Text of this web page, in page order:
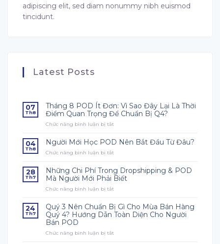
adipiscing elit, sed diam nonummy nibh euismod
tincidunt.
Latest Posts
07
Th8
Tháng 8 POD Ít Đơn: Vì Sao Đây Lại Là Thời
Điểm Quan Trọng Để Chuẩn Bị Q4?
Chức năng bình luận bị tắt
8
POD
Vì
Sao
Thời
Điểm
04
Th8
Người Mới Học POD Nên Bắt Đầu Từ Đâu?
Chức năng bình luận bị tắt
Mới
Học
POD
Đầu
Từ
Đâu?
28
Th7
Những Chi Phí Trong Dropshipping & POD
Mà Người Mới Phải Biết
Chức năng bình luận bị tắt
Chi
Phí
Trong
24
Th7
Quý 3 Nên Chuẩn Bị Gì Cho Mùa Bán Hàng
Quý 4? Hướng Dẫn Toàn Diện Cho Người
Bán POD
Chức năng bình luận bị tắt